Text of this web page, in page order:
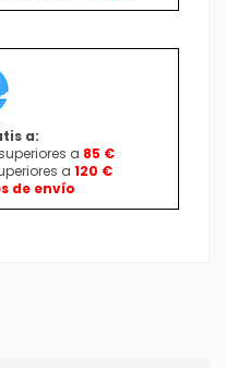
a:
a 85 €
a 120 €
de envío